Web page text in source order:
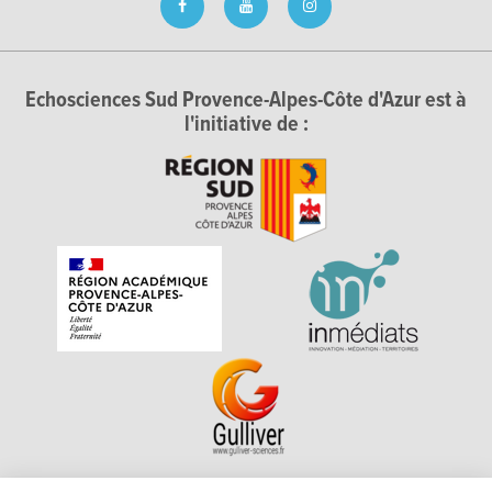
Echosciences Sud Provence-Alpes-Côte d'Azur est à
l'initiative de :